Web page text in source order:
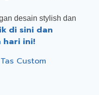
desain stylish dan
di sini dan
hari ini!
Custom